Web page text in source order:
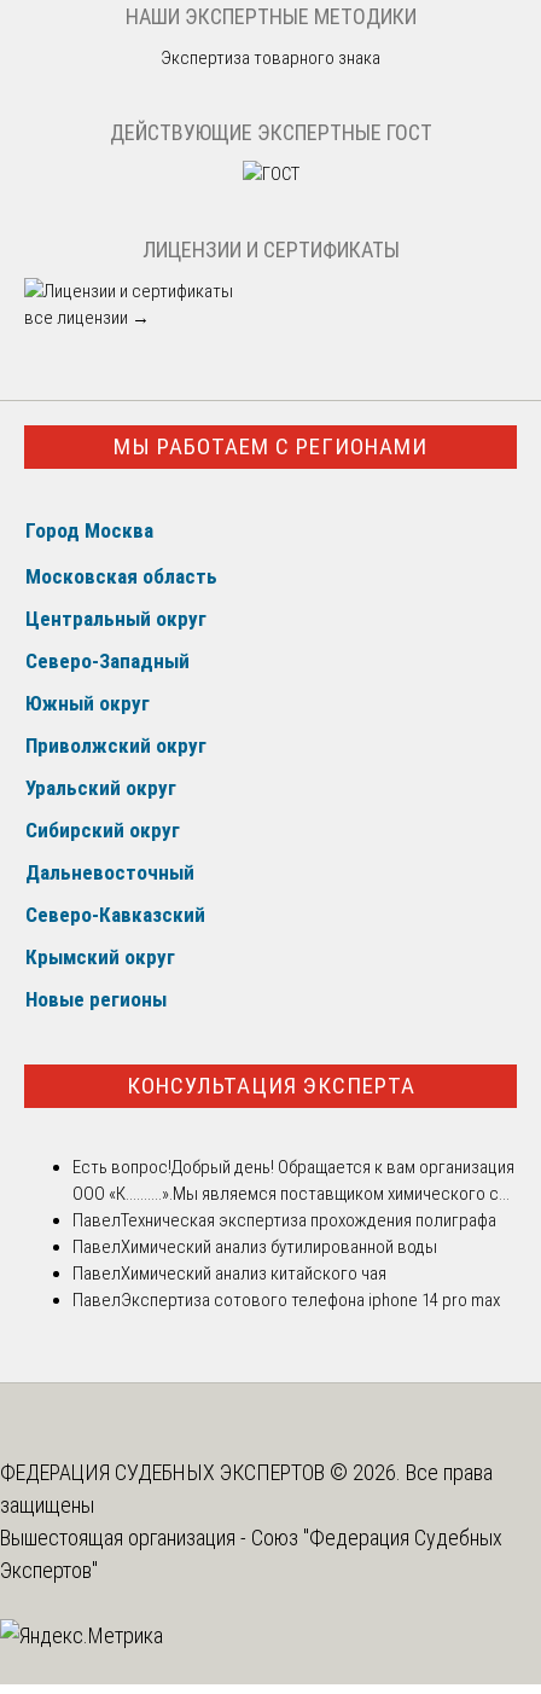
НАШИ ЭКСПЕРТНЫЕ МЕТОДИКИ
Экспертиза товарного знака
ДЕЙСТВУЮЩИЕ ЭКСПЕРТНЫЕ ГОСТ
ЛИЦЕНЗИИ И СЕРТИФИКАТЫ
все лицензии →
МЫ РАБОТАЕМ С РЕГИОНАМИ
Город Москва
Московская область
Центральный округ
Северо-Западный
Южный округ
Приволжский округ
Уральский округ
Сибирский округ
Дальневосточный
Северо-Кавказский
Крымский округ
Новые регионы
КОНСУЛЬТАЦИЯ ЭКСПЕРТА
Есть вопрос!Добрый день! Обращается к вам организация
ООО «К..........».Мы являемся поставщиком химического с...
ПавелТехническая экспертиза прохождения полиграфа
ПавелХимический анализ бутилированной воды
ПавелХимический анализ китайского чая
ПавелЭкспертиза сотового телефона iphone 14 pro max
ФЕДЕРАЦИЯ СУДЕБНЫХ ЭКСПЕРТОВ © 2026. Все права
защищены
Вышестоящая организация - Союз "Федерация Судебных
Экспертов"